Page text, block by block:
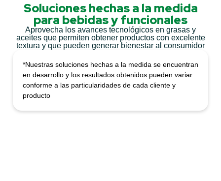
Soluciones hechas a la medida
para bebidas y funcionales
Aprovecha los avances tecnológicos en grasas y
aceites que permiten obtener productos con excelente
textura y que pueden generar bienestar al consumidor
*Nuestras soluciones hechas a la medida se encuentran
en desarrollo y los resultados obtenidos pueden variar
conforme a las particularidades de cada cliente y
producto